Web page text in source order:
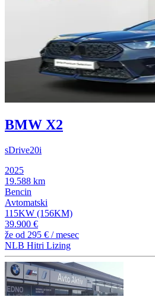
BMW X2
sDrive20i
2025
19.588 km
Bencin
Avtomatski
115KW (156KM)
39.900 €
že od 295 € / mesec
NLB Hitri Lizing